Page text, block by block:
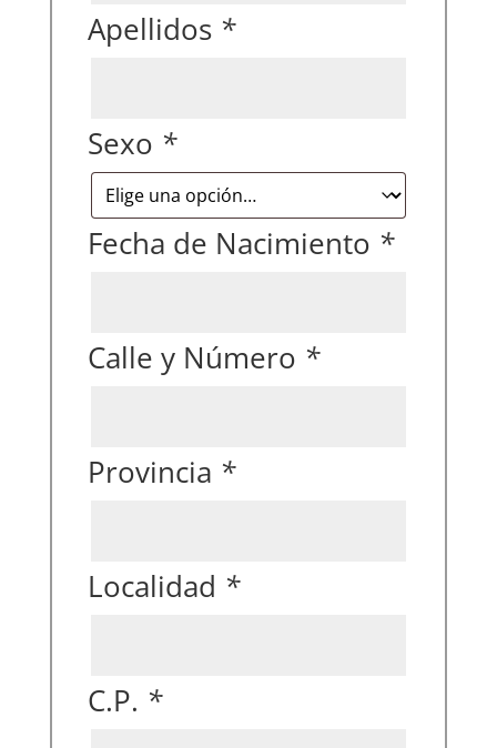
Apellidos *
Sexo *
Fecha de Nacimiento *
Calle y Número *
Provincia *
Localidad *
C.P. *